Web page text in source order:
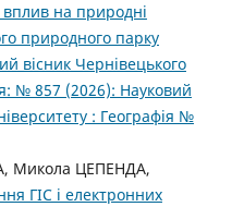
на природні
природного парку
вісник Чернівецького
№ 857 (2026): Науковий
: Географія №
Микола ЦЕПЕНДА,
ГІС і електронних